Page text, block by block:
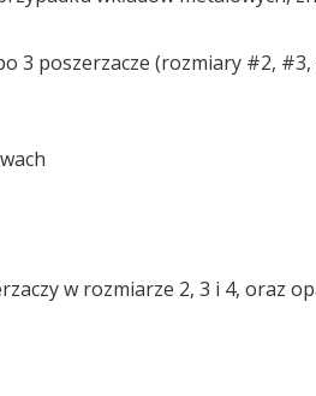
3 poszerzacze (rozmiary #2,
w rozmiarze 2, 3 i 4, oraz